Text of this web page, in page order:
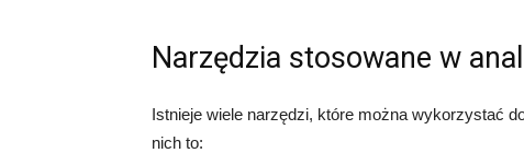
Narzędzia stosowane w
Istnieje wiele narzędzi, które można wykorzystać
nich to: